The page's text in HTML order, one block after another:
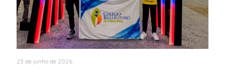
23 de junho de 2026